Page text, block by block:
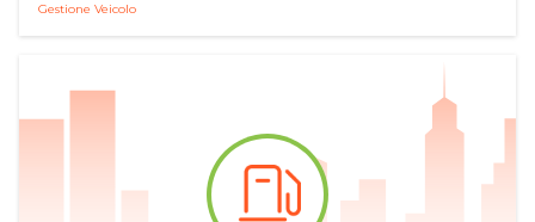
Gestione Veicolo